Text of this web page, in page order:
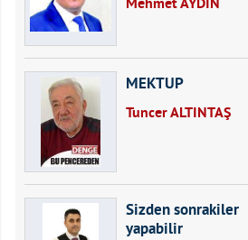
Mehmet AYDIN
MEKTUP
Tuncer ALTINTAŞ
Sizden sonrakiler
yapabilir